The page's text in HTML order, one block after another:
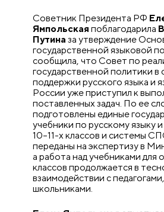
Советник Президента РФ
Ямпольская поблагодарила
Путина за утверждение
государственной языковой
сообщила, что Совет по
государственной политики в
поддержки русского языка и
России уже приступил к
поставленных задач. По ее
подготовлены единые
учебники по русскому языку
10–11-х классов и системы
переданы на экспертизу в
а работа над учебниками для
классов продолжается в
взаимодействии с
школьниками.